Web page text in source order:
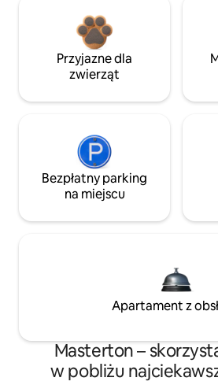
Przyjazne dla
zwierząt
Bezpłatny parking
na miejscu
Apartament z
Masterton –
w pobliżu